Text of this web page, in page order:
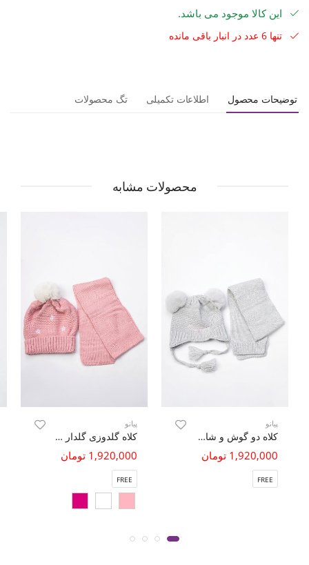
این کالا موجود می باشد.
تنها 6 عدد در انبار باقی مانده
توضیحات محصول اطلاعات تکمیلی تگ محصولات
محصولات مشابه
پیانو
کلاه دو گوش و شال بافت
1,920,000 تومان
FREE
پیانو
کلاه گلدوزی گلدار و شال بافت
1,920,000 تومان
FREE